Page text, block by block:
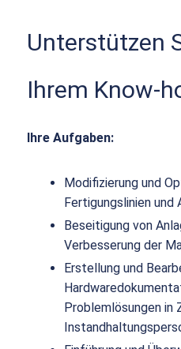
Unterstützen
Ihrem Know-
Ihre Aufgaben:
Modifizierung und
Fertigungslinien und
Beseitigung von
Verbesserung der
Erstellung und
Problemlösungen in